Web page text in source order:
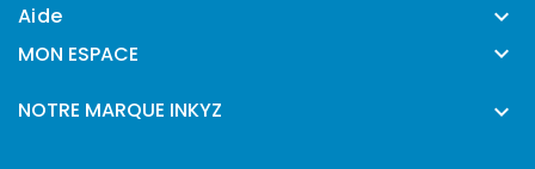
Aide 
MON ESPACE 
NOTRE MARQUE INKYZ 